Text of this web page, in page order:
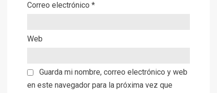
Correo electrónico *
Web
Guarda mi nombre, correo electrónico y web
en este navegador para la próxima vez que